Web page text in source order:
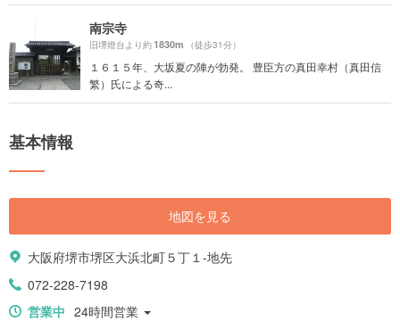
南宗寺
旧堺燈台より約1830m （徒歩31分）
１６１５年、大坂夏の陣が勃発。 豊臣方の真田幸村（真田信
繁）氏による奇...
基本情報
地図を見る
大阪府堺市堺区大浜北町５丁１-地先
072-228-7198
営業中 24時間営業